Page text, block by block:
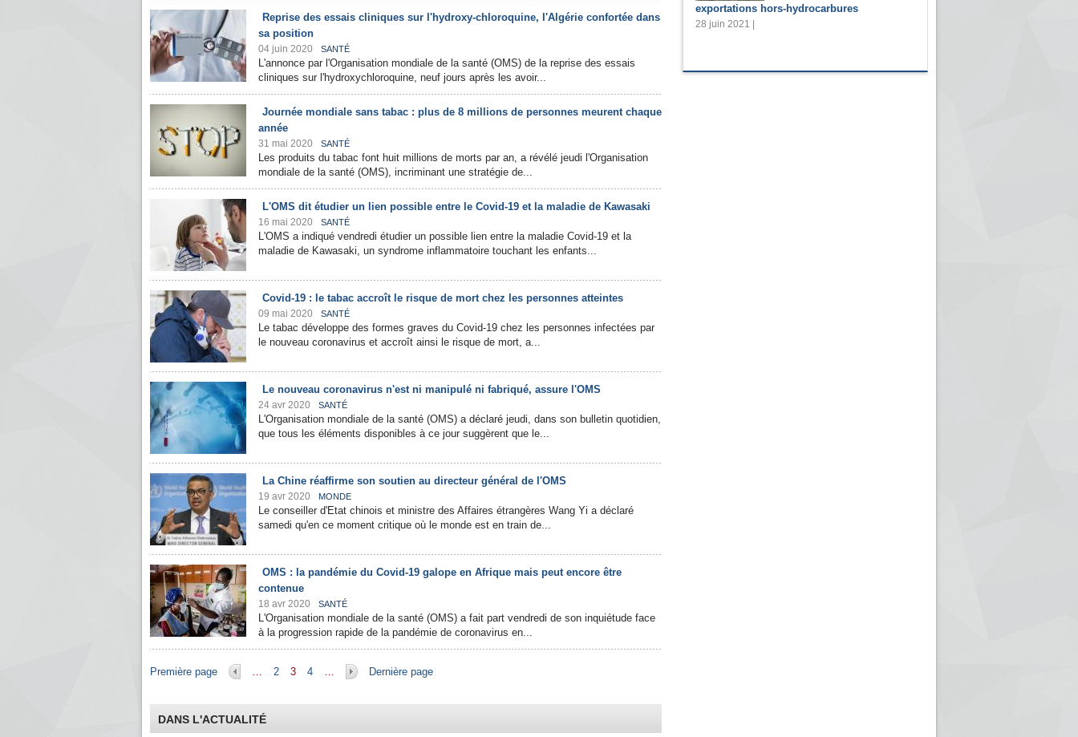
Reprise des essais cliniques sur l'hydroxy-chloroquine, l'Algérie confortée dans
sa position
04 juin 2020 SANTÉ
L'annonce par l'Organisation mondiale de la santé (OMS) de la reprise des essais
cliniques sur l'hydroxychloroquine, neuf jours après les avoir...
Journée mondiale sans tabac : plus de 8 millions de personnes meurent chaque
année
31 mai 2020 SANTÉ
Les produits du tabac font huit millions de morts par an, a révélé jeudi l'Organisation
mondiale de la santé (OMS), incriminant une stratégie de...
L'OMS dit étudier un lien possible entre le Covid-19 et la maladie de Kawasaki
16 mai 2020 SANTÉ
L'OMS a indiqué vendredi étudier un possible lien entre la maladie Covid-19 et la
maladie de Kawasaki, un syndrome inflammatoire touchant les enfants...
Covid-19 : le tabac accroît le risque de mort chez les personnes atteintes
09 mai 2020 SANTÉ
Le tabac développe des formes graves du Covid-19 chez les personnes infectées par
le nouveau coronavirus et accroît ainsi le risque de mort, a...
Le nouveau coronavirus n'est ni manipulé ni fabriqué, assure l'OMS
24 avr 2020 SANTÉ
L'Organisation mondiale de la santé (OMS) a déclaré jeudi, dans son bulletin quotidien,
que tous les éléments disponibles à ce jour suggèrent que le...
La Chine réaffirme son soutien au directeur général de l'OMS
19 avr 2020 MONDE
Le conseiller d'Etat chinois et ministre des Affaires étrangères Wang Yi a déclaré
samedi qu'en ce moment critique où le monde est en train de...
OMS : la pandémie du Covid-19 galope en Afrique mais peut encore être
contenue
18 avr 2020 SANTÉ
L'Organisation mondiale de la santé (OMS) a fait part vendredi de son inquiétude face
à la progression rapide de la pandémie de coronavirus en...
Pages
Première page … 2 3 4 … Dernière page
DANS L'ACTUALITÉ
exportations hors-hydrocarbures
28 juin 2021 |